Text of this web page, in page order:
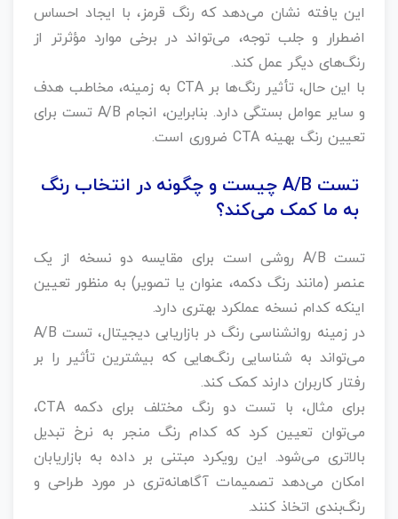
این یافته نشان می‌دهد که رنگ قرمز، با ایجاد احساس
اضطرار و جلب توجه، می‌تواند در برخی موارد مؤثرتر از
رنگ‌های دیگر عمل کند.
با این حال، تأثیر رنگ‌ها بر CTA به زمینه، مخاطب هدف
و سایر عوامل بستگی دارد. بنابراین، انجام A/B تست برای
تعیین رنگ بهینه CTA ضروری است.
تست A/B چیست و چگونه در انتخاب رنگ
به ما کمک می‌کند؟
تست A/B روشی است برای مقایسه دو نسخه از یک
عنصر (مانند رنگ دکمه، عنوان یا تصویر) به منظور تعیین
اینکه کدام نسخه عملکرد بهتری دارد.
در زمینه روانشناسی رنگ در بازاریابی دیجیتال، تست A/B
می‌تواند به شناسایی رنگ‌هایی که بیشترین تأثیر را بر
رفتار کاربران دارند کمک کند.
برای مثال، با تست دو رنگ مختلف برای دکمه CTA،
می‌توان تعیین کرد که کدام رنگ منجر به نرخ تبدیل
بالاتری می‌شود. این رویکرد مبتنی بر داده به بازاریابان
امکان می‌دهد تصمیمات آگاهانه‌تری در مورد طراحی و
رنگ‌بندی اتخاذ کنند.